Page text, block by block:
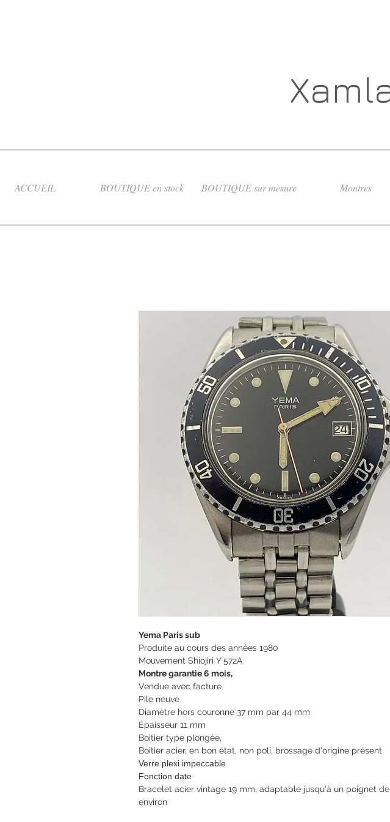
ACCUEIL BOUTIQUE en stock BOUTIQUE sur mesure Montres
Yema Paris sub
Produite au cours des années 1980
Mouvement Shiojiri Y 572A
Montre garantie 6 mois,
Vendue avec facture
Pile neuve
Diamètre hors couronne 37 mm par 44 mm
Épaisseur 11 mm
Boitier type plongée,
Boitier acier, en bon état, non poli, brossage d'origine présent
Verre plexi impeccable
Fonction date
Bracelet acier vintage 19 mm, adaptable jusqu'à un poignet
environ